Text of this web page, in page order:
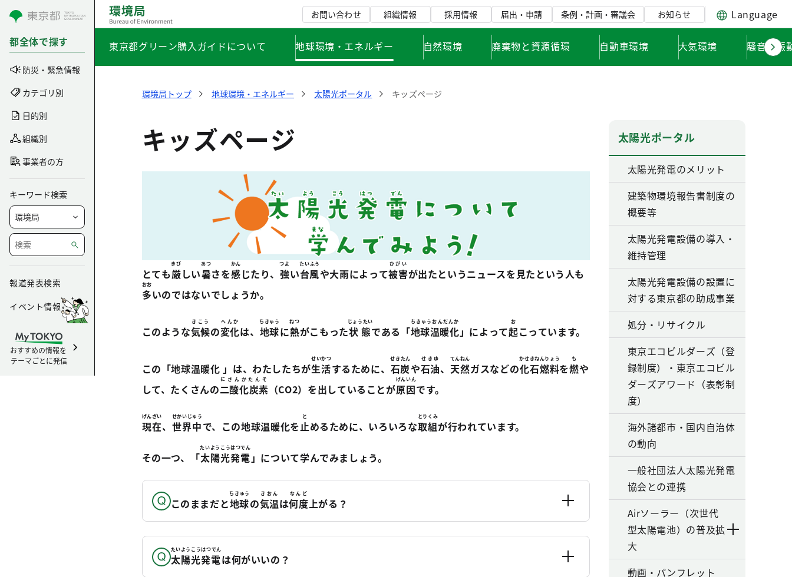
コンテンツにスキップ
都全体で探す
防災・緊急情報
カテゴリ別
目的別
組織別
事業者の方
キーワード検索
報道発表検索
イベント情報
おすすめの情報を
テーマごとに発信
お問い合わせ 組織情報 採用情報 届出・申請 条例・計画・審議会 お知らせ Language
東京都グリーン購入ガイドについて 地球環境・エネルギー 自然環境 廃棄物と資源循環 自動車環境 大気環境 騒音・振
環境局トップ 地球環境・エネルギー 太陽光ポータル キッズページ
キッズページ
とても厳
きび
しい暑
あつ
さを感
かん
じたり、 強
つよ
い台風
たいふう
や大雨によって被害
ひがい
が出たというニュースを見たという人も
多
おお
いのではないでしょうか。
このような気候
きこう
の変化
へんか
は、 地球
ちきゅう
に熱
ねつ
がこもった状態
じょうたい
である「地球温暖化
ちきゅうおんだんか
」によって起
お
こっています。
この「地球温暖化 」は、わたしたちが生活
せいかつ
するために、 石炭
せきたん
や石油
せきゆ
、 天然
てんねん
ガスなどの化石燃料
かせきねんりょう
を燃
も
や
して、たくさんの二酸化炭素
にさんかたんそ
（CO2）を出していることが原因
げんいん
です。
現在
げんざい
、 世界中
せかいじゅう
で、この地球温暖化を止
と
めるために、いろいろな取組
とりくみ
が行われています。
その一つ、「太陽光発電
たいようこうはつでん
」について学んでみましょう。
このままだと地球
ちきゅう
の気温
きおん
は何度
なんど
上がる？
太陽光発電
たいようこうはつでん
は何がいいの？
太陽光ポータル
太陽光発電のメリット
建築物環境報告書制度の
概要等
太陽光発電設備の導入・
維持管理
太陽光発電設備の設置に
対する東京都の助成事業
処分・リサイクル
東京エコビルダーズ（登
録制度）・東京エコビル
ダーズアワード（表彰制
度）
海外諸都市・国内自治体
の動向
一般社団法人太陽光発電
協会との連携
Airソーラー（次世代
型太陽電池）の普及拡
大
動画・パンフレット